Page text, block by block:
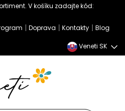
V košíku zadajte kód:
| Doprava | Kontakty | Blog
Veneti SK